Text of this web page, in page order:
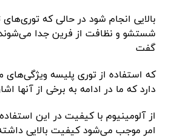
بالایی انجام شود در حالی که توری‌های
شستشو و نظافت از فرین جدا می‌شوند
گفت
که استفاده از توری پلیسه ویژگی‌های
دارد که ما در ادامه به برخی از آنها
از آلومینیوم با کیفیت در این
امر موجب می‌شود کیفیت بالایی